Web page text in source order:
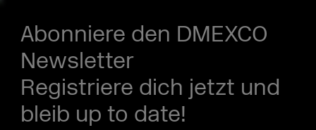
Abonniere den DMEXCO
Newsletter
Registriere dich jetzt und
bleib up to date!